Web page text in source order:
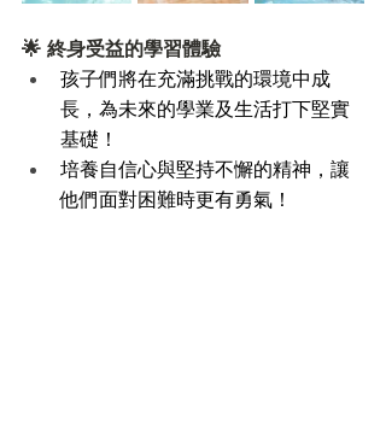
🌟 終身受益的學習體驗
孩子們將在充滿挑戰的環境中成
長，為未來的學業及生活打下堅實
基礎！
培養自信心與堅持不懈的精神，讓
他們面對困難時更有勇氣！